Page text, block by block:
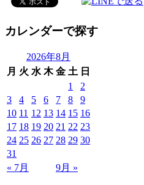
カレンダーで探す
2026年8月
月 火 水 木 金 土 日
« 7月 9月 »
1
2
3
4 5 6 7 8
9
10 11 12 13 14 15 16
17 18 19 20 21 22 23
24 25 26 27 28 29 30
31